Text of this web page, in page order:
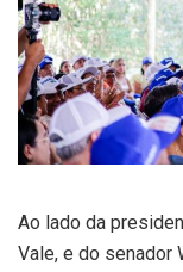
Ao lado da
Vale, e do senador